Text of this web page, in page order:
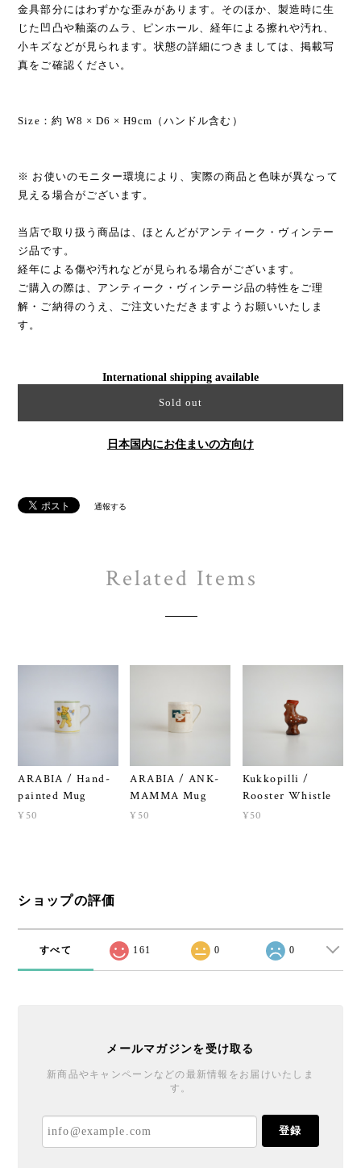
金具部分にはわずかな歪みがあります。そのほか、製造時に生
じた凹凸や釉薬のムラ、ピンホール、経年による擦れや汚れ、
小キズなどが見られます。状態の詳細につきましては、掲載写
真をご確認ください。
Size：約 W8 × D6 × H9cm（ハンドル含む）
※ お使いのモニター環境により、実際の商品と色味が異なって
見える場合がございます。
当店で取り扱う商品は、ほとんどがアンティーク・ヴィンテー
ジ品です。
経年による傷や汚れなどが見られる場合がございます。
ご購入の際は、アンティーク・ヴィンテージ品の特性をご理
解・ご納得のうえ、ご注文いただきますようお願いいたしま
す。
International shipping available
Sold out
日本国内にお住まいの方向け
通報する
Related Items
ARABIA / Hand-
painted Mug
¥50
ARABIA / ANK-
MAMMA Mug
¥50
Kukkopilli /
Rooster Whistle
¥50
ショップの評価
すべて 161 0 0
メールマガジンを受け取る
新商品やキャンペーンなどの最新情報をお届けいたしま
す。
登録